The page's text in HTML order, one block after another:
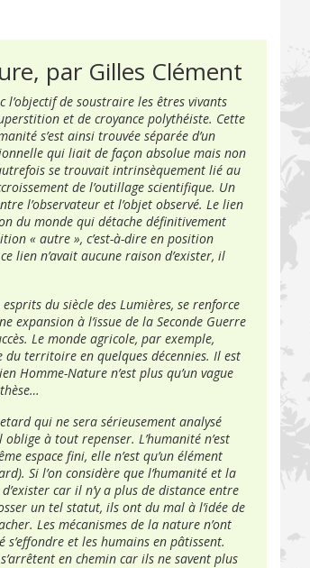
par Gilles Clément
de soustraire les êtres vivants
et de croyance polythéiste. Cette
s’est ainsi trouvée séparée d’un
qui liait de façon absolue mais non
se trouvait intrinsèquement lié au
de l’outillage scientifique. Un
l’observateur et l’objet observé. Le lien
du monde qui détache définitivement
« autre », c’est-à-dire en position
lien n’avait aucune raison d’exister, il
du siècle des Lumières, se renforce
expansion à l’issue de la Seconde Guerre
Le monde agricole, par exemple,
territoire en quelques décennies. Il est
Homme-Nature n’est plus qu’un vague
qui ne sera sérieusement analysé
à tout repenser. L’humanité n’est
espace fini, elle n’est qu’un élément
Si l’on considère que l’humanité et la
car il n’y a plus de distance entre
un tel statut, ils ont du mal à l’idée de
Les mécanismes de la nature n’ont
s’effondre et les humains en pâtissent.
en chemin car ils ne savent plus